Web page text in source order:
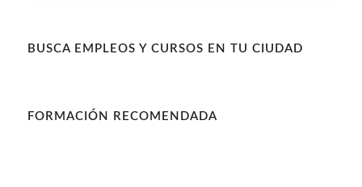
BUSCA EMPLEOS Y CURSOS EN TU CIUDAD
FORMACIÓN RECOMENDADA